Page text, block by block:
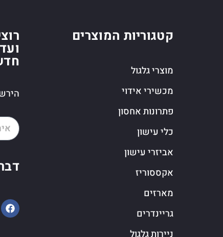
קטגוריות המוצרים
מוצרי גלגול
מכשירי אידוי
פתרונות אחסון
כלי עישון
אביזרי עישון
אקססוריז
מארזים
גריינדרים
ניירות גלגול